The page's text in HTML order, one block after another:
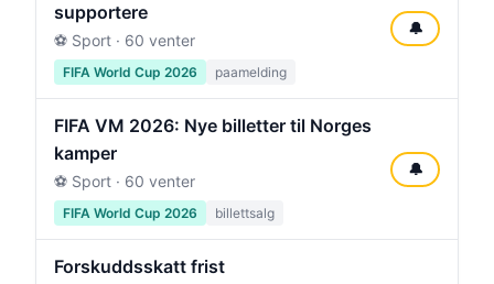
supportere
⚽ Sport · 60 venter
FIFA World Cup 2026 paamelding
🔔
FIFA VM 2026: Nye billetter til Norges
kamper
⚽ Sport · 60 venter
FIFA World Cup 2026 billettsalg
🔔
Forskuddsskatt frist